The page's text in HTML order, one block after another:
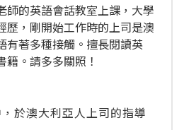
師的英語會話教室上課，大學
歷，剛開始工作時的上司是澳
有著多種接觸。擅長閱讀英
。請多多關照！
於澳大利亞人上司的指導